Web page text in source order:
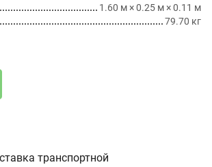
1.60 м × 0.25 м × 0.11 м
79.70 кг
транспортной